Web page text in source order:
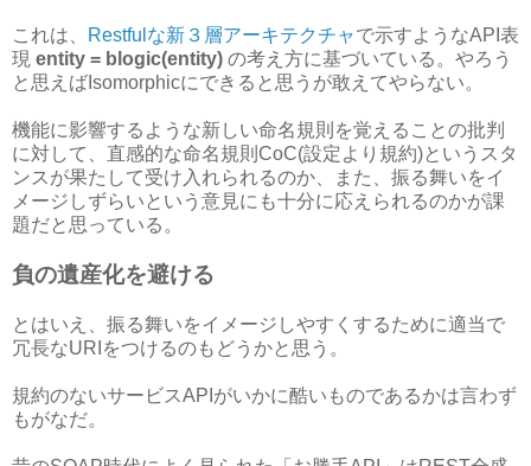
これは、 Restfulな新３層アーキテクチャで示すようなAPI表
現 entity = blogic(entity) の考え方に基づいている。やろう
と思えばIsomorphicにできると思うが敢えてやらない。
機能に影響するような新しい命名規則を覚えることの批判
に対して、直感的な命名規則CoC(設定より規約)というスタ
ンスが果たして受け入れられるのか、また、振る舞いをイ
メージしずらいという意見にも十分に応えられるのかが課
題だと思っている。
負の遺産化を避ける
とはいえ、振る舞いをイメージしやすくするために適当で
冗長なURIをつけるのもどうかと思う。
規約のないサービスAPIがいかに酷いものであるかは言わず
もがなだ。